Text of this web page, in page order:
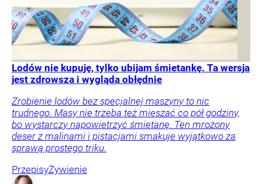
Lodów nie kupuję, tylko ubijam śmietankę. Ta wersja
jest zdrowsza i wygląda obłędnie
Zrobienie lodów bez specjalnej maszyny to nic
trudnego. Masy nie trzeba też mieszać co pół godziny,
bo wystarczy napowietrzyć śmietanę. Ten mrożony
deser z malinami i pistacjami smakuje wyjątkowo za
sprawą prostego triku.
PrzepisyŻywienie